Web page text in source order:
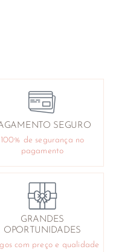
SEGURO
100% de segurança no
pagamento
GRANDES
OPORTUNIDADES
com preço e qualidade